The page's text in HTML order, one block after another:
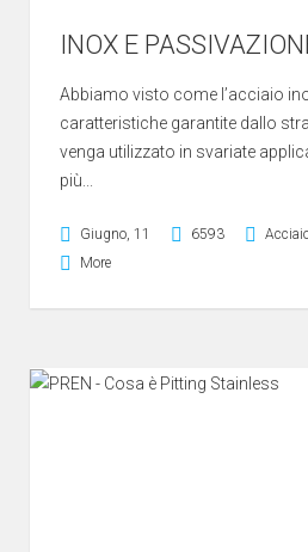
Abbiamo visto come l’acciaio
caratteristiche garantite dallo
venga utilizzato in svariate
più...
Giugno, 11 6593
More